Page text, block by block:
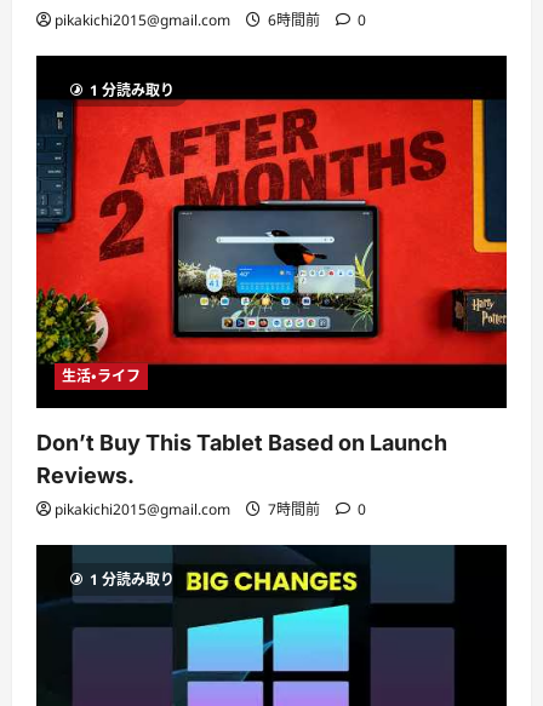
pikakichi2015@gmail.com 6時間前 0
1 分読み取り
生活・ライフ
Don’t Buy This Tablet Based on Launch
Reviews.
pikakichi2015@gmail.com 7時間前 0
1 分読み取り